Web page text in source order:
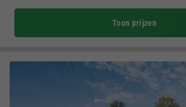
Toon prijzen